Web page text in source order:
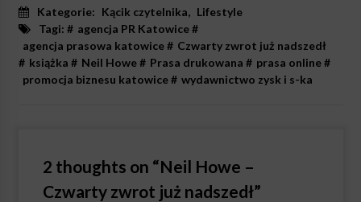
Kategorie: Kącik czytelnika, Lifestyle
Tagi: # agencja PR Katowice#
agencja prasowa katowice# Czwarty zwrot już nadszedł
# książka # Neil Howe# Prasa drukowana # prasa online#
promocja biznesu katowice# wydawnictwo zysk i s-ka
2 thoughts on “Neil Howe –
Czwarty zwrot już nadszedł”